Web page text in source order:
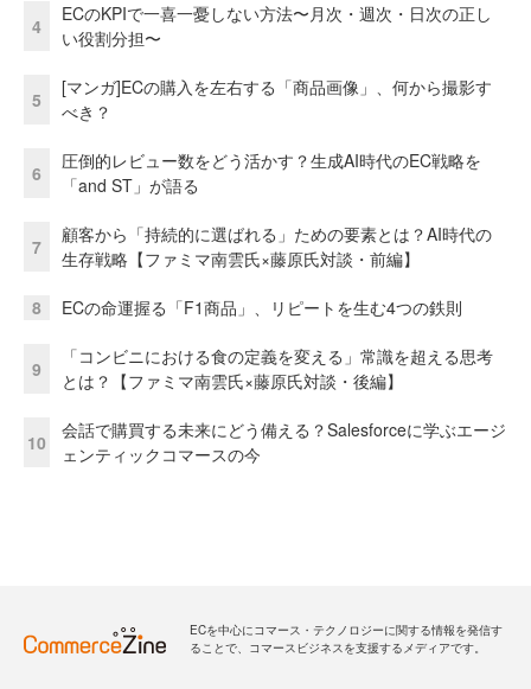
4
ECのKPIで一喜一憂しない方法〜月次・週次・日次の正し
い役割分担〜
5
[マンガ]ECの購入を左右する「商品画像」、何から撮影す
べき？
6
圧倒的レビュー数をどう活かす？生成AI時代のEC戦略を
「and ST」が語る
7
顧客から「持続的に選ばれる」ための要素とは？AI時代の
生存戦略【ファミマ南雲氏×藤原氏対談・前編】
8 ECの命運握る「F1商品」、リピートを生む4つの鉄則
9
「コンビニにおける食の定義を変える」常識を超える思考
とは？【ファミマ南雲氏×藤原氏対談・後編】
10
会話で購買する未来にどう備える？Salesforceに学ぶエージ
ェンティックコマースの今
ECを中心にコマース・テクノロジーに関する情報を発信す
ることで、コマースビジネスを支援するメディアです。